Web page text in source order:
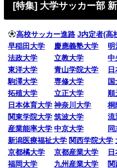
[特集] 大学サッカー部
高校サッカー進路 J内定者(高
早稲田大学
慶應義塾大学
明
法政大学
立教大学
中
東洋大学
青山学院大学
駒澤大学
専修大学
拓殖大学
立正大学
順
日本体育大学 神奈川大学
桐
関東学院大学 筑波大学
流
産業能率大学 中京大学
新潟医療福祉大学 関西学院大学
京都橘大学
京都産業大学
福岡大学
九州産業大学